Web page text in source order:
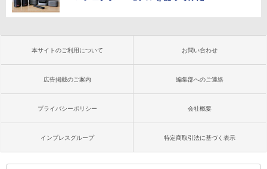
本サイトのご利用について お問い合わせ
広告掲載のご案内 編集部へのご連絡
プライバシーポリシー 会社概要
インプレスグループ 特定商取引法に基づく表示